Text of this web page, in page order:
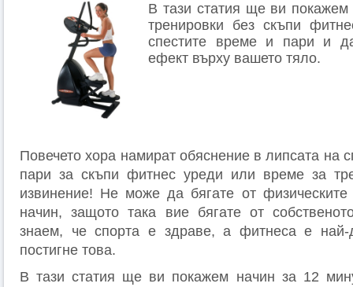
В тази статия ще ви покажем
тренировки без скъпи
спестите време и пари и
ефект върху вашето тяло.
Повечето хора намират обяснение в липсата на
пари за скъпи фитнес уреди или време за
извинение! Не може да бягате от
начин, защото така вие бягате от
знаем, че спорта е здраве, а фитнеса е
постигне това.
В тази статия ще ви покажем начин за 12